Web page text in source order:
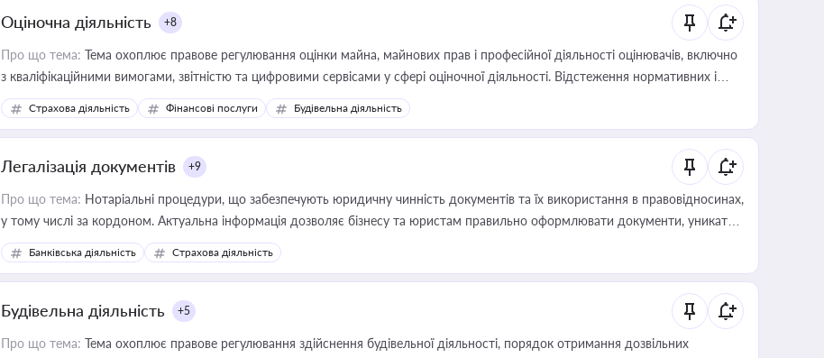
Оціночна діяльність +8
Про що тема: Тема охоплює правове регулювання оцінки майна, майнових прав і професійної діяльності оцінювачів, включно
з кваліфікаційними вимогами, звітністю та цифровими сервісами у сфері оціночної діяльності. Відстеження нормативних і
медійних змін у цій сфері корисне для власника бізнесу, керівника, юриста або бухгалтера під час оподаткування,
приватизації, оренди державного майна, корпоративних угод і перевірки статусу суб'єктів оціночної діяльності
Страхова діяльність Фінансові послуги Будівельна діяльність
Легалізація документів +9
Про що тема: Нотаріальні процедури, що забезпечують юридичну чинність документів та їх використання в правовідносинах,
у тому числі за кордоном. Актуальна інформація дозволяє бізнесу та юристам правильно оформлювати документи, уникати
ризиків недійсності та забезпечувати їх належне прийняття органами влади та контрагентами
Банківська діяльність Страхова діяльність
Будівельна діяльність +5
Про що тема: Тема охоплює правове регулювання здійснення будівельної діяльності, порядок отримання дозвільних